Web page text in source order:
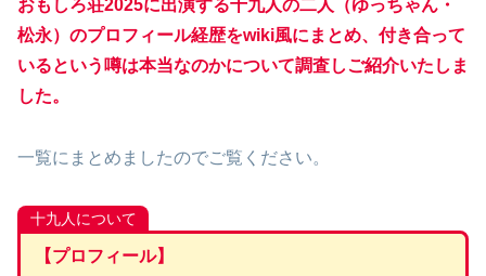
おもしろ荘2025に出演する十九人の二人（ゆっちゃん・
松永）のプロフィール経歴をwiki風にまとめ、付き合って
いるという噂は本当なのかについて調査しご紹介いたしま
した。
一覧にまとめましたのでご覧ください。
十九人について
【プロフィール】